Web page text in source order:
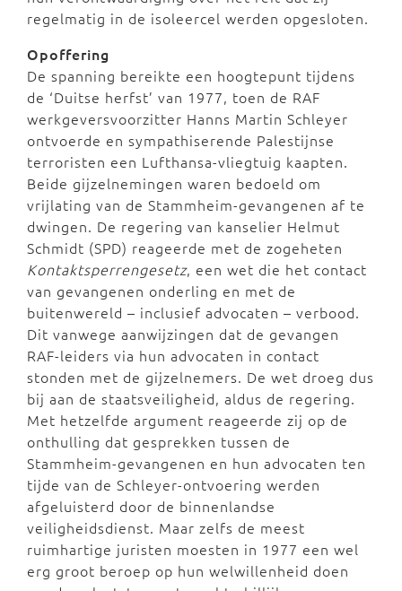
regelmatig in de isoleercel werden opgesloten.
Opoffering
De spanning bereikte een hoogtepunt tijdens
de ‘Duitse herfst’ van 1977, toen de RAF
werkgeversvoorzitter Hanns Martin Schleyer
ontvoerde en sympathiserende Palestijnse
terroristen een Lufthansa-vliegtuig kaapten.
Beide gijzelnemingen waren bedoeld om
vrijlating van de Stammheim-gevangenen af te
dwingen. De regering van kanselier Helmut
Schmidt (SPD) reageerde met de zogeheten
Kontaktsperrengesetz, een wet die het contact
van gevangenen onderling en met de
buitenwereld – inclusief advocaten – verbood.
Dit vanwege aanwijzingen dat de gevangen
RAF-leiders via hun advocaten in contact
stonden met de gijzelnemers. De wet droeg dus
bij aan de staatsveiligheid, aldus de regering.
Met hetzelfde argument reageerde zij op de
onthulling dat gesprekken tussen de
Stammheim-gevangenen en hun advocaten ten
tijde van de Schleyer-ontvoering werden
afgeluisterd door de binnenlandse
veiligheidsdienst. Maar zelfs de meest
ruimhartige juristen moesten in 1977 een wel
erg groot beroep op hun welwillenheid doen